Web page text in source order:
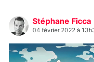
Stéphane Ficca
04 février 2022 à